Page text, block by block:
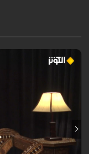
تاريخ فلسطين هو سجل طويل
جهود الفلسطينيين مع دعم
مواجهة تحديات سياسية
الوطني.